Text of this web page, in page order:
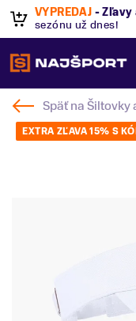
VÝPREDAJ - Zľavy
sezónu už dnes!
Späť naŠiltovky
EXTRA ZĽAVA 15% S